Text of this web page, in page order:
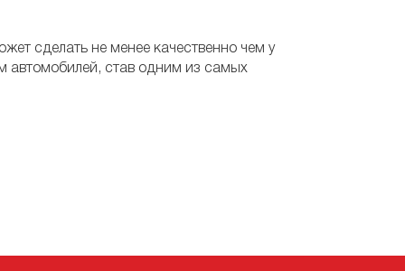
сделать не менее качественно чем у
автомобилей, став одним из самых